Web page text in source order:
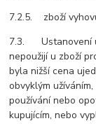
7.2.5. zboží
7.3. Ustanovení
nepoužijí u zboží
byla nižší cena
obvyklým
používání nebo
kupujícím, nebo